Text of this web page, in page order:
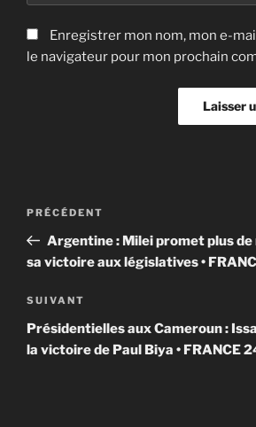
Enregistrer mon nom, mon e-
le navigateur pour mon prochain
Navigation
l’article
Article
précédent
PRÉCÉDENT
Argentine : Milei promet plus
sa victoire aux législatives •
Article
suivant
SUIVANT
Présidentielles aux Cameroun :
la victoire de Paul Biya • FRANCE